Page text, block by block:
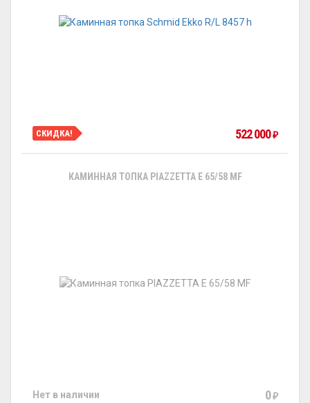
СКИДКА! 522 000₽
КАМИННАЯ ТОПКА PIAZZETTA E 65/58 MF
Нет в наличии 0₽